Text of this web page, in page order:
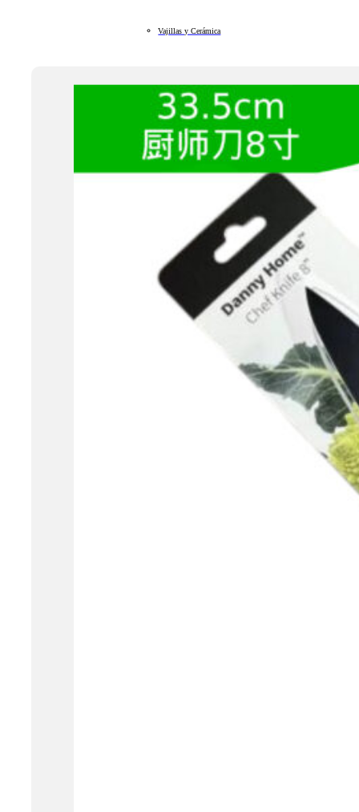
Vajillas y Cerámica